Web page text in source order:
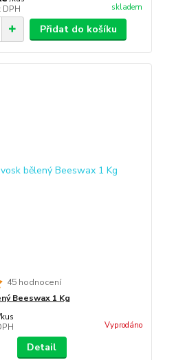
DPH skladem
Přidat do košíku
45 hodnocení
Beeswax 1 Kg
kus
Vyprodáno
Detail